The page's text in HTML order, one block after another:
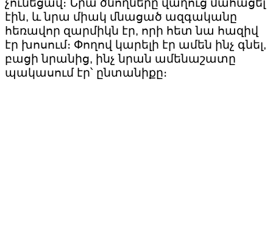
չունեցավ։ Նրա ծնողները վաղուց մահացել
էին, և նրա միակ մնացած ազգականը
հեռավոր զարմիկն էր, որի հետ նա հազիվ
էր խոսում։ Փողով կարելի էր ամեն ինչ գնել,
բացի նրանից, ինչ նրան ամենաշատը
պակասում էր՝ ընտանիքը։